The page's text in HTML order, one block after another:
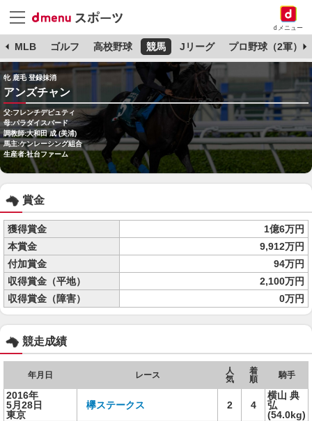
dメニュー
MLB ゴルフ 高校野球 競馬 Jリーグ プロ野球（2軍）
牝 鹿毛 登録抹消
アンズチャン
父:フレンチデピュティ
母:パラダイスバード
調教師:大和田 成 (美浦)
馬主:ケンレーシング組合
生産者:社台ファーム
賞金
獲得賞金
1億6万円
本賞金
9,912万円
付加賞金
94万円
収得賞金（平地）
2,100万円
収得賞金（障害）
0万円
競走成績
年月日 レース
人
気
着
順
騎手
2016年
5月28日
東京
欅ステークス 2 4
横山 典
弘
(54.0kg)